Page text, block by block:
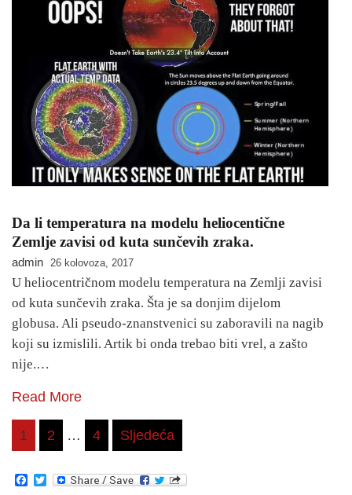
Da li temperatura na modelu heliocentične
Zemlje zavisi od kuta sunčevih zraka.
admin 26 kolovoza, 2017
U heliocentričnom modelu temperatura na Zemlji zavisi
od kuta sunčevih zraka. Šta je sa donjim dijelom
globusa. Ali pseudo-znanstvenici su zaboravili na nagib
koji su izmislili. Artik bi onda trebao biti vrel, a zašto
nije.…
Read More
Brojevi
1 2 … 4 Sljedeća
Facebook
Twitter